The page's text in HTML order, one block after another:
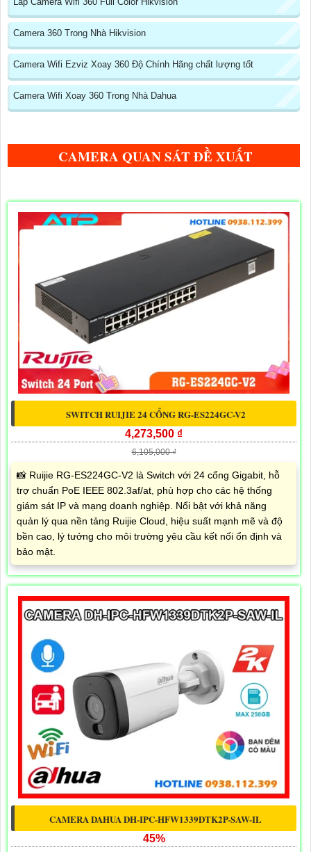
Camera 360 Trong Nhà Hikvision
Camera Wifi Ezviz Xoay 360 Độ Chính Hãng chất lượng tốt
Camera Wifi Xoay 360 Trong Nhà Dahua
CAMERA QUAN SÁT ĐỀ XUẤT
SWITCH RUIJIE 24 CỔNG RG-ES224GC-V2
4,273,500 ₫
6,105,000 ₫
📸 Ruijie RG-ES224GC-V2 là Switch với 24 cổng Gigabit, hỗ
trợ chuẩn PoE IEEE 802.3af/at, phù hợp cho các hệ thống
giám sát IP và mạng doanh nghiệp. Nổi bật với khả năng
quản lý qua nền tảng Ruijie Cloud, hiệu suất mạnh mẽ và độ
bền cao, lý tưởng cho môi trường yêu cầu kết nối ổn định và
bảo mật.
CAMERA DAHUA DH-IPC-HFW1339DTK2P-SAW-IL
45%